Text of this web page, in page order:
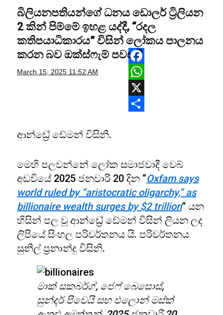
බිලියනපතියන්ගේ ධනය ඩොලර් ට්‍රිලියන
2 කින් පිම්මේ ඉහළ යද්දී, “රදල
කතිපයාධිකාරය” විසින් ලෝකය පාලනය
කරන බව ඔක්ස්ෆැම් පවසයි
March 15, 2025 11:52 AM
Facebook
WhatsApp
X
ආන්ඩ්‍රේ ඩේමන් විසිනි.
මෙහි පලවන්නේ ලෝක සමාජවාදී වෙබ්
අඩවියේ 2025 ජනවාරි 20 දින “Oxfam says
world ruled by “aristocratic oligarchy,” as
billionaire wealth surges by $2 trillion” යන
හිසින් පල වූ ආන්ඩ්‍රේ ඩේමන් විසින් ලියන ලද
ලිපියේ සිංහල පරිවර්තනය යි. පරිවර්තනය
සුනිල් ප්‍රනාන්දු විසිනි.
මාක් සකබර්ග්, ජෙෆ් බෙසොස්,
සුන්දර් පිචෙයි සහ එලොන් මස්ක්